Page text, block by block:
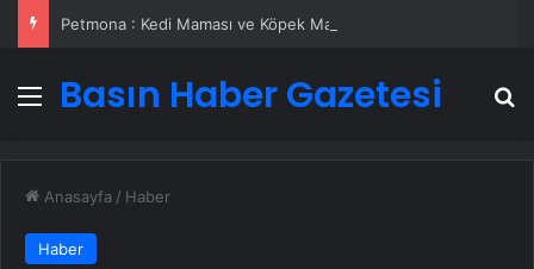
Menü
Basın Haber Gazetesi
Anasayfa / Haber
Haber